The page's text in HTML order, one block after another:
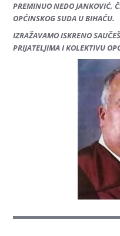
PREMINUO NEDO JANKOVIĆ,
OPĆINSKOG SUDA U BIHAĆU.
IZRAŽAVAMO ISKRENO
PRIJATELJIMA I KOLEKTIVU